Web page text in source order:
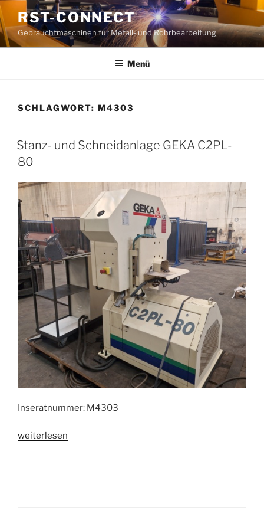
Zum
Inhalt
springen
RST-CONNECT
Gebrauchtmaschinen für Metall- und Rohrbearbeitung
Menü
SCHLAGWORT: M4303
Stanz- und Schneidanlage GEKA C2PL-
80
Inseratnummer: M4303
„Stanz-
weiterlesen